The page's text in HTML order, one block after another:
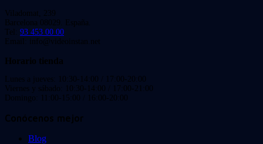
Viladomat, 239
Barcelona 08029. España.
Tel: 93 453 00 00
Email: info@videoinstan.net
Horario tienda
Lunes a jueves: 10:30-14:00 / 17:00-20:00
Viernes y sábado: 10:30-14:00 / 17:00-21:00
Domingo: 11:00-15:00 / 16:00-20:00
Conócenos mejor
Blog